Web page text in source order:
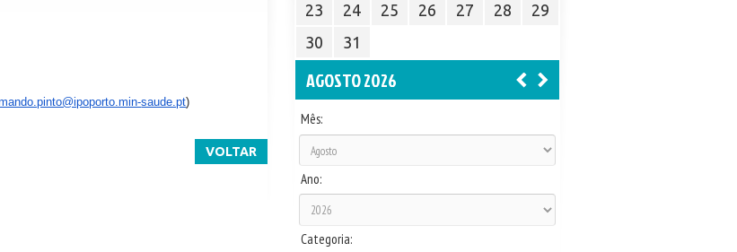
saude.pt)
VOLTAR
23
24 25 26 27 28
29
30
31
AGOSTO 2026
Mês:
Ano:
Categoria: